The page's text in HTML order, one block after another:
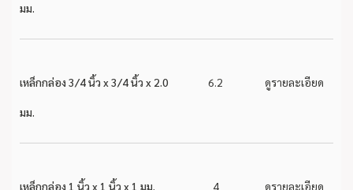
มม.
เหล็กกล่อง 3/4 นิ้ว x 3/4 นิ้ว x 2.0
มม.
6.2 ดูรายละเอียด
เหล็กกล่อง 1 นิ้ว x 1 นิ้ว x 1 มม. 4 ดูรายละเอียด